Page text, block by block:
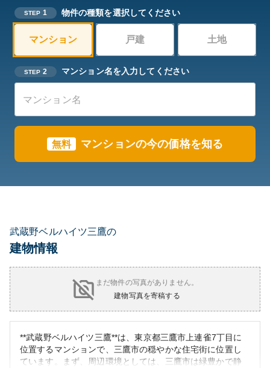
STEP 1 物件の種類を選択してください
マンション 戸建 土地
STEP 2 マンション名を入力してください
無料 マンションの今の価格を知る
武蔵野ベルハイツ三鷹の
建物情報
まだ物件の写真がありません。
建物写真を寄稿する
**武蔵野ベルハイツ三鷹**は、東京都三鷹市上連雀7丁目に
位置するマンションで、三鷹市の穏やかな住宅街に位置し
ています。まず、周辺環境としては、三鷹市は緑豊かで静